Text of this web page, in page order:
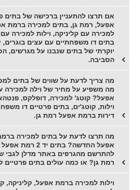
אם תרצו להתעניין ברכישה של בתים
אפעל, רמת גן, בתים למכירה ברמת
למכירה עם קליניקה, וילות למכירה
בתים דו משפחתיים עם עצים בוגרים,
יוקרתי של בתים שנבנו על מגרשים,
הסביבה.
מה צריך לדעת על שווים של בתים
מה משפיע על מחיר של וילה למכירה
אפעל? קוטג' למכירה, דופלקס,
וילות, קוטג'ים, בתים פרטיים דו
דירות ברמת אפעל רמת גן.
מה תרצו לדעת על בתים למכירה
אפעל החדשה? בתים יד
להתרשם מהגרפים באתר מדלן לגבי
רמת גן? או כמה עולים בתים פרטיים
וילות למכירה ברמת אפעל, קליניקה,